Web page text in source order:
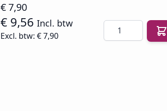
€ 7,90
€ 9,56 Incl. btw
Excl. btw: € 7,90
Aantal